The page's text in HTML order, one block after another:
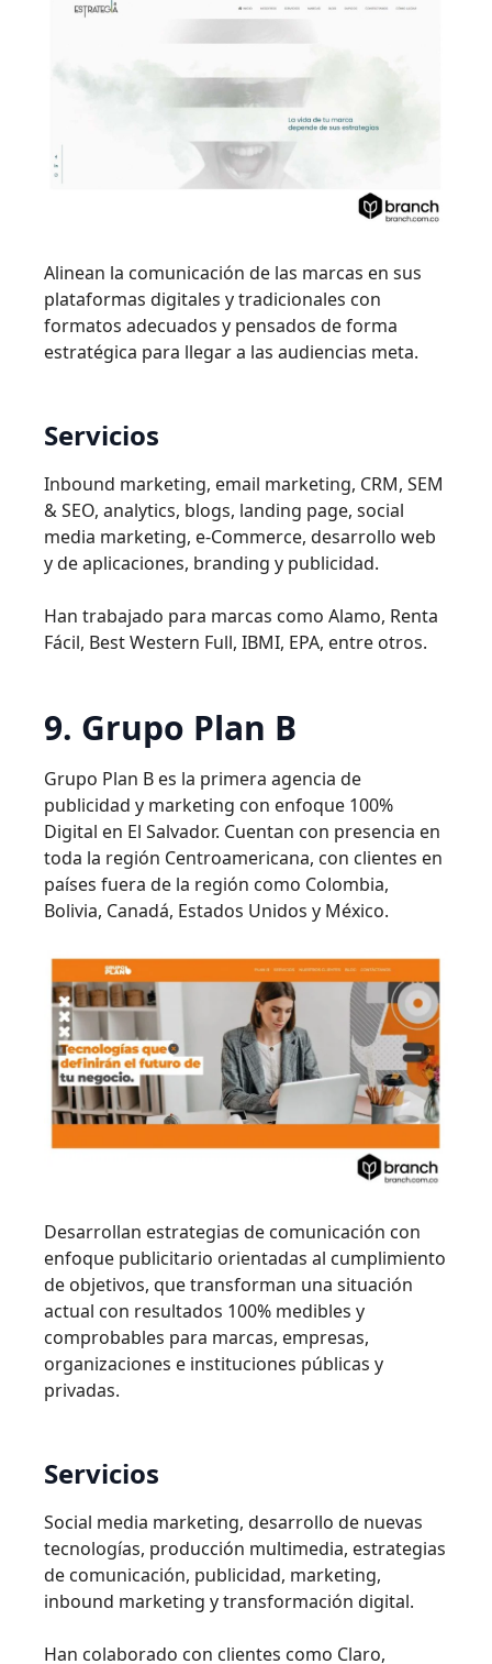
Alinean la comunicación de las marcas en sus
plataformas digitales y tradicionales con
formatos adecuados y pensados de forma
estratégica para llegar a las audiencias meta.
Servicios
Inbound marketing, email marketing, CRM, SEM
& SEO, analytics, blogs, landing page, social
media marketing, e-Commerce, desarrollo web
y de aplicaciones, branding y publicidad.
Han trabajado para marcas como Alamo, Renta
Fácil, Best Western Full, IBMI, EPA, entre otros.
9. Grupo Plan B
Grupo Plan B es la primera agencia de
publicidad y marketing con enfoque 100%
Digital en El Salvador. Cuentan con presencia en
toda la región Centroamericana, con clientes en
países fuera de la región como Colombia,
Bolivia, Canadá, Estados Unidos y México.
Desarrollan estrategias de comunicación con
enfoque publicitario orientadas al cumplimiento
de objetivos, que transforman una situación
actual con resultados 100% medibles y
comprobables para marcas, empresas,
organizaciones e instituciones públicas y
privadas.
Servicios
Social media marketing, desarrollo de nuevas
tecnologías, producción multimedia, estrategias
de comunicación, publicidad, marketing,
inbound marketing y transformación digital.
Han colaborado con clientes como Claro,